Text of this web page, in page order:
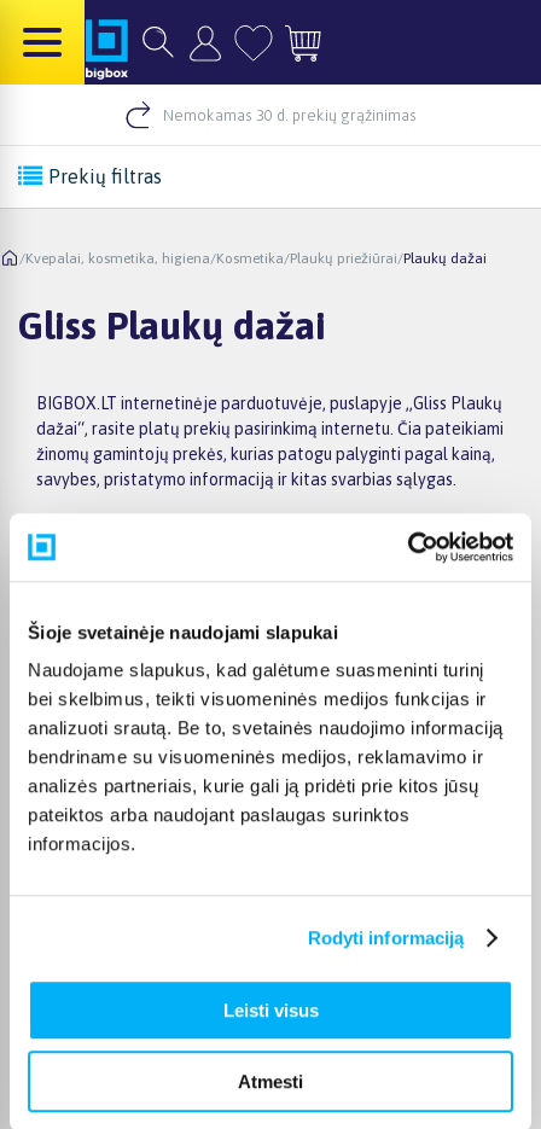
Šioje svetainėje naudojami slapukai
Naudojame slapukus, kad galėtume suasmeninti turinį
bei skelbimus, teikti visuomeninės medijos funkcijas ir
analizuoti srautą. Be to, svetainės naudojimo informaciją
bendriname su visuomeninės medijos, reklamavimo ir
analizės partneriais, kurie gali ją pridėti prie kitos jūsų
pateiktos arba naudojant paslaugas surinktos
informacijos.
Rodyti informaciją
Leisti visus
Atmesti
Nemokamas 30 d. prekių grąžinimas
Prekių filtras
/Kvepalai, kosmetika, higiena/Kosmetika/Plaukų priežiūrai/Plaukų dažai
Gliss Plaukų dažai
BIGBOX.LT internetinėje parduotuvėje, puslapyje „Gliss Plaukų
dažai“, rasite platų prekių pasirinkimą internetu. Čia pateikiami
žinomų gamintojų prekės, kurias patogu palyginti pagal kainą,
savybes, pristatymo informaciją ir kitas svarbias sąlygas.
o šiuo metu prekių kiekis siekia . Renkantis verta atkreipti
išsirinkti geriausiai jūsų poreikius atitinkantį variantą.
Papildomi pasirinkimai ir prekių savybių filtrai padeda patogiai
susiaurinti asortimentą ir greičiau rasti tinkamą prekę.
Peržiūrėkite „GlissPlaukų dažai“ pasiūlymus BIGBOX.LT,
palyginkite prekes ir pirkite internetu patogiai. Pasirinktą
prekę pristatysime per jos aprašyme nurodytą terminą.
DUK
kategorijoje Plaukų dažai
Plaukų dažai - kiek skirtingų prekių turite šioje
kategorijoje ir nuo kiek prasideda jų kainos?
Kiek trunka prekių pristatymas?